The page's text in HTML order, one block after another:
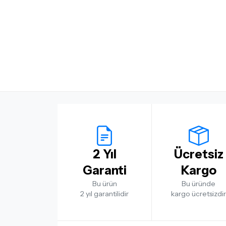
2 Yıl
Garanti
Bu ürün
2 yıl garantilidir
Ücretsiz
Kargo
Bu üründe
kargo ücretsizdir